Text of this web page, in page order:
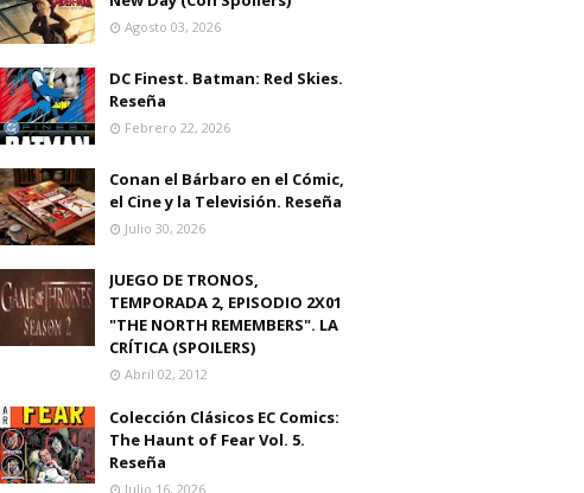
Agosto 03, 2026
DC Finest. Batman: Red Skies.
Reseña
Febrero 22, 2026
Conan el Bárbaro en el Cómic,
el Cine y la Televisión. Reseña
Julio 30, 2026
JUEGO DE TRONOS,
TEMPORADA 2, EPISODIO 2X01
"THE NORTH REMEMBERS". LA
CRÍTICA (SPOILERS)
Abril 02, 2012
Colección Clásicos EC Comics:
The Haunt of Fear Vol. 5.
Reseña
Julio 16, 2026